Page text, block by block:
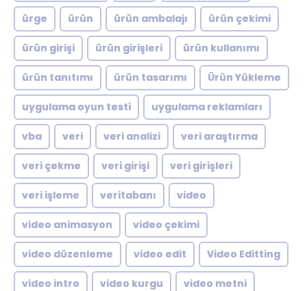
ürge ürün ürün ambalajı ürün çekimi
ürün girişi ürün girişleri ürün kullanımı
ürün tanıtımı ürün tasarımı Ürün Yükleme
uygulama oyun testi uygulama reklamları
vba veri veri analizi veri araştırma
veri çekme veri girişi veri girişleri
veri işleme veritabanı video
video animasyon video çekimi
video düzenleme video edit Video Editting
video intro video kurgu video metni